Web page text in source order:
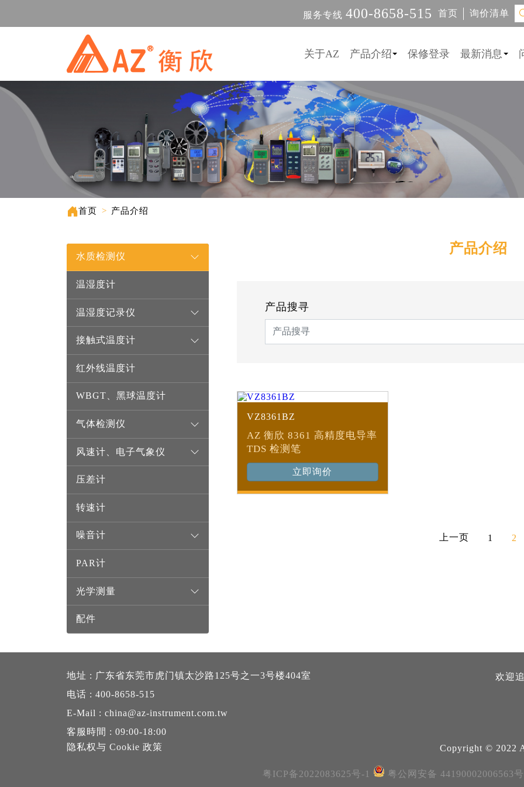
服务专线400-8658-515 首页 询价清单
关于AZ 产品介绍 保修登录 最新消息
首页 > 产品介绍
水质检测仪
温湿度计
温湿度记录仪
接触式温度计
红外线温度计
WBGT、黑球温度计
气体检测仪
风速计、电子气象仪
压差计
转速计
噪音计
PAR计
光学测量
配件
产品介绍
产品搜寻
VZ8361BZ
AZ 衡欣 8361 高精度电导率
TDS 检测笔
立即询价
上一页 1 2
地址 : 广东省东莞市虎门镇太沙路125号之一3号楼404室
电话 : 400-8658-515
E-Mail : china@az-instrument.com.tw
客服時間 : 09:00-18:00
隐私权与 Cookie 政策
欢迎
Copyright © 2022
粤ICP备2022083625号-1 粤公网安备 44190002006563号